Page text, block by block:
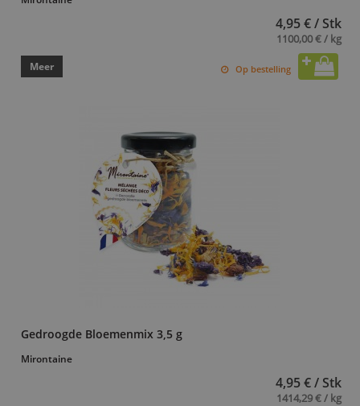
4,95 € / Stk
1100,00 € / kg
Meer Op bestelling
Gedroogde Bloemenmix 3,5 g
Mirontaine
4,95 € / Stk
1414,29 € / kg